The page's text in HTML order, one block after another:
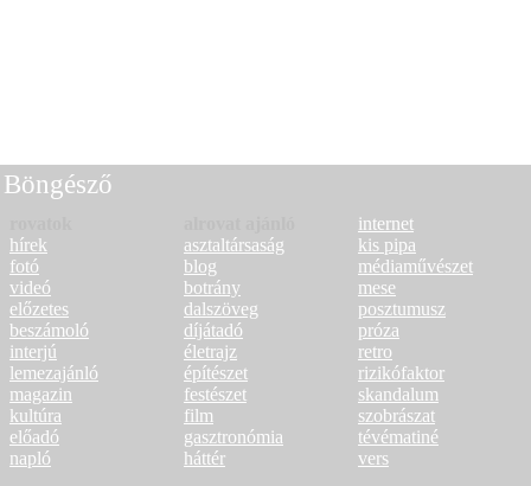
Böngésző
hírek
fotó
videó
előzetes
beszámoló
interjú
lemezajánló
magazin
kultúra
előadó
napló
asztaltársaság
blog
botrány
dalszöveg
díjátadó
életrajz
építészet
festészet
film
gasztronómia
háttér
internet
kis pipa
médiaművészet
mese
posztumusz
próza
retro
rizikófaktor
skandalum
szobrászat
tévématiné
vers